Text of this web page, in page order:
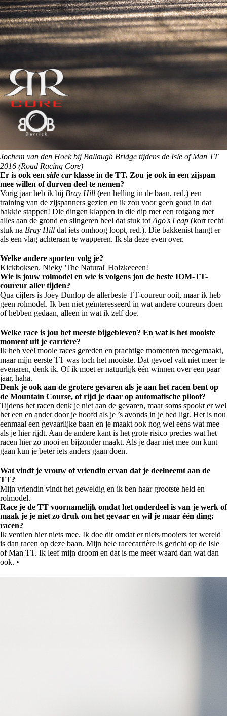
Jochem van den Hoek bij Ballaugh Bridge tijdens de Isle of Man TT
2016 (Road Racing Core)
Er is ook een side carklasse in de TT. Zou je ook in een zijspan
mee willen of durven deel te nemen?
Vorig jaar heb ik bij Bray Hill (een helling in de baan, red.) een
training van de zijspanners gezien en ik zou voor geen goud in dat
bakkie stappen! Die dingen klappen in die dip met een rotgang met
alles aan de grond en slingeren heel dat stuk tot Ago's Leap (kort recht
stuk na Bray Hill dat iets omhoog loopt, red.). Die bakkenist hangt er
als een vlag achteraan te wapperen. Ik sla deze even over.
Welke andere sporten volg je?
Kickboksen. Nieky 'The Natural' Holzkeeeen!
Wie is jouw rolmodel en wie is volgens jou de beste IOM-TT-
coureur aller tijden?
Qua cijfers is Joey Dunlop de allerbeste TT-coureur ooit, maar ik heb
geen rolmodel. Ik ben niet geïnteresseerd in wat andere coureurs doen
of hebben gedaan, alleen in wat ik zelf doe.
Welke race is jou het meeste bijgebleven? En wat is het mooiste
moment uit je carrière?
Ik heb veel mooie races gereden en prachtige momenten meegemaakt,
maar mijn eerste TT was toch het mooiste. Dat gevoel valt niet meer te
evenaren, denk ik. Of ik moet er natuurlijk één winnen over een paar
jaar, haha.
Denk je ook aan de grotere gevaren als je aan het racen bent op
de Mountain Course, of rijd je daar op automatische piloot?
Tijdens het racen denk je niet aan de gevaren, maar soms spookt er wel
het een en ander door je hoofd als je ’s avonds in je bed ligt. Het is nou
eenmaal een gevaarlijke baan en je maakt ook nog wel eens wat mee
als je hier rijdt. Aan de andere kant is het grote risico precies wat het
racen hier zo mooi en bijzonder maakt. Als je daar niet mee om kunt
gaan kun je beter iets anders gaan doen.
Wat vindt je vrouw of vriendin ervan dat je deelneemt aan de
TT?
Mijn vriendin vindt het geweldig en ik ben haar grootste held en
rolmodel.
Race je de TT voornamelijk omdat het onderdeel is van je werk of
maak je je niet zo druk om het gevaar en wil je maar één ding:
racen?
Ik verdien hier niets mee. Ik doe dit omdat er niets mooiers ter wereld
is dan racen op deze baan. Mijn hele racecarrière is gericht op de Isle
of Man TT. Ik leef mijn droom en dat is me meer waard dan wat dan
ook. •